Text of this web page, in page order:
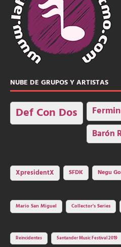
NUBE DE GRUPOS Y ARTISTAS
Def Con Dos
Barón
XpresidentX SFDK Negu
Mario San Miguel
Collector's Series
Reincidentes Santander Music Festival 2019